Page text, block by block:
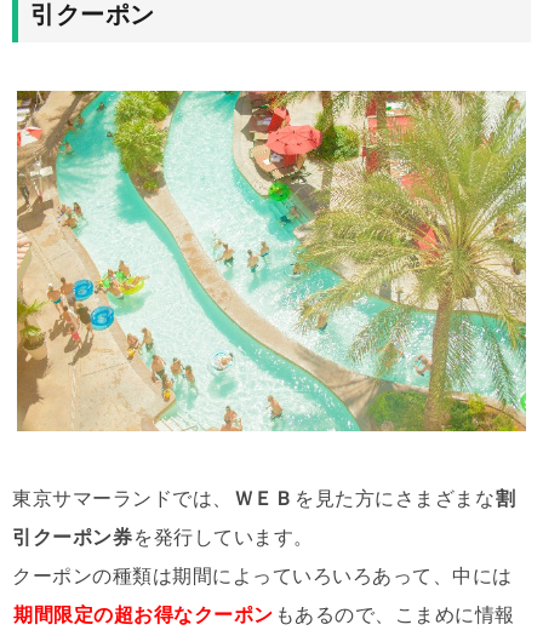
引クーポン
東京サマーランドでは、 ＷＥＢ を見た方にさまざまな割
引クーポン券を発行しています。
クーポンの種類は期間によっていろいろあって、中には
期間限定の超お得なクーポン もあるので、こまめに情報